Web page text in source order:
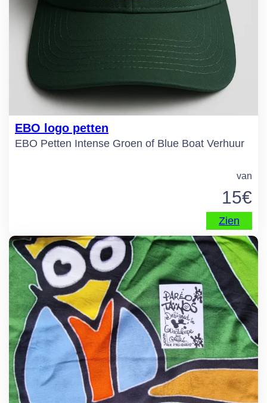
EBO logo petten
EBO Petten Intense Groen of Blue Boat Verhuur
van
15€
Zien